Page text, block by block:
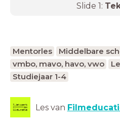
Slide 1:
Mentorles Middelbare
vmbo, mavo, havo, vwo
Studiejaar 1-4
Les van